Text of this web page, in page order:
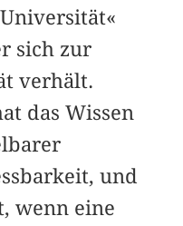
sich zur
verhält.
das Wissen
und
wenn eine